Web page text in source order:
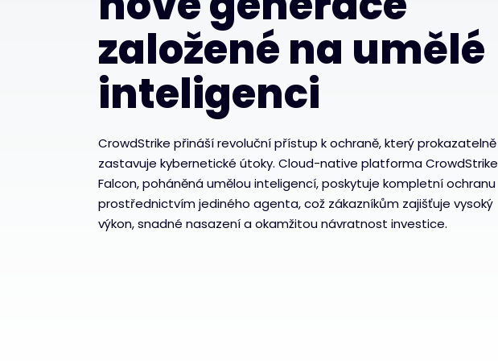
založené na umělé
inteligenci
CrowdStrike přináší revoluční přístup k ochraně, který prokazatelně
zastavuje kybernetické útoky. Cloud-native platforma CrowdStrike
Falcon, poháněná umělou inteligencí, poskytuje kompletní ochranu
prostřednictvím jediného agenta, což zákazníkům zajišťuje vysoký
výkon, snadné nasazení a okamžitou návratnost investice.